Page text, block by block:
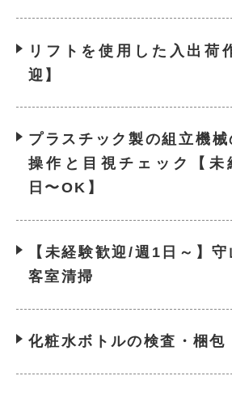
リフトを使用した入出荷
迎】
プラスチック製の組立機
操作と目視チェック【未
日〜OK】
【未経験歓迎/週1日～】
客室清掃
化粧水ボトルの検査・梱包